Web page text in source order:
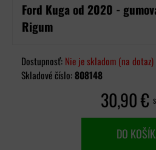
Ford Kuga od 2020 -
Rigum
Dostupnosť: Nie je skladom (na dotaz)
Skladové číslo:808148
30,90 €
DO